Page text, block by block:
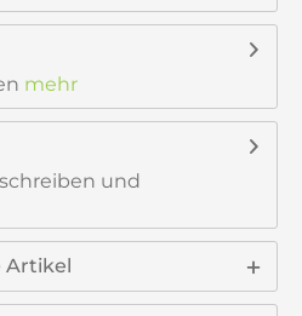
mehr
und
Artikel